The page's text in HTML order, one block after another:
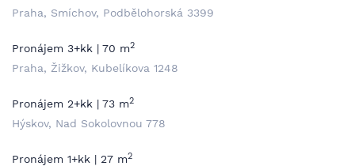
Praha, Smíchov, Podbělohorská 3399
Pronájem 3+kk | 70 m2
Praha, Žižkov, Kubelíkova 1248
Pronájem 2+kk | 73 m2
Hýskov, Nad Sokolovnou 778
Pronájem 1+kk | 27 m2